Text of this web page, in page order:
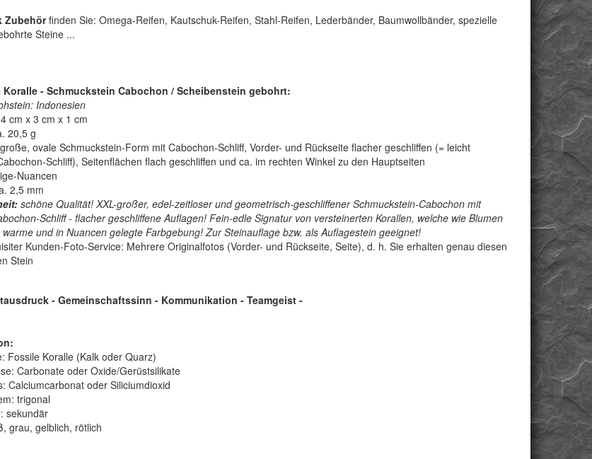
Zubehörfinden Sie: Omega-Reifen, Kautschuk-Reifen, Stahl-Reifen, Lederbänder, Baumwollbänder, spezielle
Steine ...
Koralle - Schmuckstein Cabochon / Scheibenstein gebohrt:
Indonesien
cm x 3 cm x 1 cm
20,5 g
ovale Schmuckstein-Form mit Cabochon-Schliff, Vorder- und Rückseite flacher geschliffen (= leicht
Schliff), Seitenflächen flach geschliffen und ca. im rechten Winkel zu den Hauptseiten
Nuancen
2,5 mm
schöne Qualität! XXL-großer, edel-zeitloser und geometrisch-geschliffener Schmuckstein-Cabochon mit
Schliff - flacher geschliffene Auflagen! Fein-edle Signatur von versteinerten Korallen, welche wie Blumen
und in Nuancen gelegte Farbgebung! Zur Steinauflage bzw. als Auflagestein geeignet!
Kunden-Foto-Service: Mehrere Originalfotos (Vorder- und Rückseite, Seite), d. h. Sie erhalten genau diesen
Stein
- Gemeinschaftssinn - Kommunikation - Teamgeist -
Fossile Koralle (Kalk oder Quarz)
Carbonate oder Oxide/Gerüstsilikate
Calciumcarbonat oder Siliciumdioxid
trigonal
sekundär
grau, gelblich, rötlich